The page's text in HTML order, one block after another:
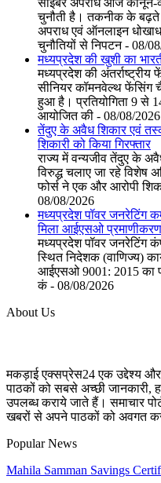
साइबर अपराध आज कानून-
चुनौती है। तकनीक के बढ़ते
अपराध एवं ऑनलाइन
चुनौतियों से निपटन - 08/
मध्यप्रदेश की खुशी का
मध्यप्रदेश की
सीनियर कॉमनवेल्थ फेंसिंग
हुआ है। प्रतियोगिता 9 से
आयोजित की - 08/08/2026
तेंदुए के अवैध शिकार एवं
शिकारी को किया गिरफ्तार
राज्य में वन्यजीव तेंदुए के
विरुद्ध चलाए जा रहे विशेष
फोर्स ने एक और आरोपी
08/08/2026
मध्यप्रदेश पॉवर जनरेटिंग
मिला आईएसओ प्रमाणीकरण
मध्यप्रदेश पॉवर जनरेटिंग
स्थित निदेशक (वाणिज्य)
आईएसओ 9001: 2015 का
कं - 08/08/2026
About Us
मकड़ाई एक्सप्रेस24 एक उद्देश्य और
पाठकों को सबसे अच्छी जानकारी,
उपलब्ध कराये जाते हैं। समाचार
खबरों से अपने पाठकों को अवगत
Popular News
Mahila Samman Savings